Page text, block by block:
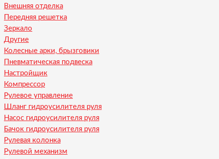
Внешняя отделка
Передняя решетка
Зеркало
Другие
Колесные арки, брызговики
Пневматическая подвеска
Настройщик
Компрессор
Рулевое управление
Шланг гидроусилителя руля
Насос гидроусилителя руля
Бачок гидроусилителя руля
Рулевая колонка
Рулевой механизм